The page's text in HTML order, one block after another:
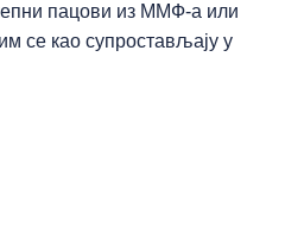
пацови из ММФ-а или
се као супростављају у